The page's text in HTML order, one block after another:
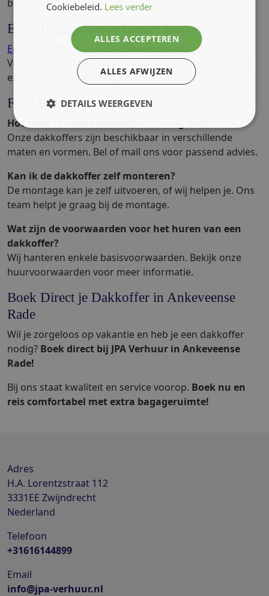
bagage.
Extra Bagageruimte zonder Kopen
Een dakkoffer huren in Ankeveense Radevia JPA
Verhuur is praktisch en voordelig. Geen aanschaf, wel
extra ruimte. Altijd veilig en in topconditie.
FAQ Dakkoffer Huren
Hoe weet ik welke dakkoffer ik nodig heb?
Onze dakkoffers zijn beschikbaar in verschillende
maten en vormen. Bel of mail ons voor passend advies.
Kan ik de dakkoffer zelf monteren?
De montage kan je zelf uitvoeren, of wij helpen je. Ons
team helpt je graag bij de montage.
Wat zijn de voorwaarden voor het huren van een
dakkoffer?
Wij hanteren enkele basisvoorwaarden. Bekijk onze
huurvoorwaarden voor meer informatie.
Boek Direct je Dakkoffer in Ankeveense
Rade
Wil je zorgeloos op vakantie en heb je een dakkoffer
nodig? Boek direct bij JPA Verhuur in Ankeveense
Rade!
Bij ons staat kwaliteit en service voorop. Boek nu en
reis comfortabel met extra bagageruimte!
Adres
H.A. Lorentzstraat 112
3331EE Zwijndrecht
Nederland
Telefoon
+31616144899
Email
info@jpa-verhuur.nl
Cookiebeleid. Lees verder
ALLES ACCEPTEREN
ALLES AFWIJZEN
DETAILS WEERGEVEN